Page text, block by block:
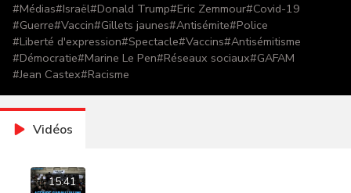
#Médias#Israël#Donald Trump#Eric Zemmour#Covid-19
#Guerre#Vaccin#Gillets jaunes#Antisémite#Police
#Liberté d'expression#Spectacle#Vaccins#Antisémitisme
#Démocratie#Marine Le Pen#Réseaux sociaux#GAFAM
#Jean Castex#Racisme
Vidéos
15:41